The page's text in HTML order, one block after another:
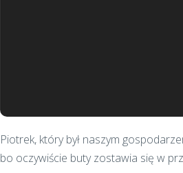
Piotrek, który był naszym
bo oczywiście buty zostawia się w